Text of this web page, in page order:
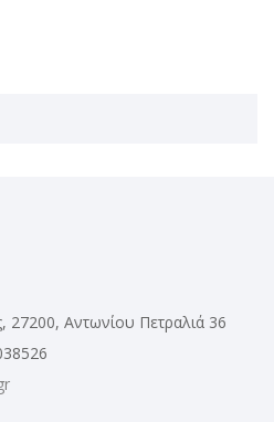
27200, Αντωνίου Πετραλιά 36